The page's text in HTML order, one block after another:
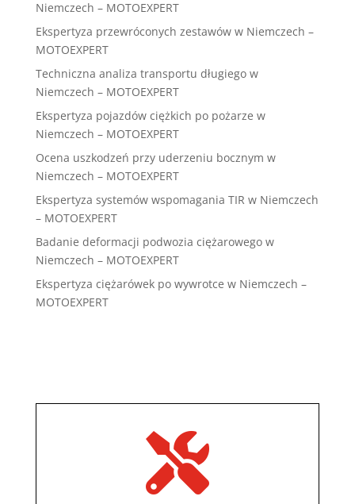
Niemczech – MOTOEXPERT
Ekspertyza przewróconych zestawów w Niemczech –
MOTOEXPERT
Techniczna analiza transportu długiego w
Niemczech – MOTOEXPERT
Ekspertyza pojazdów ciężkich po pożarze w
Niemczech – MOTOEXPERT
Ocena uszkodzeń przy uderzeniu bocznym w
Niemczech – MOTOEXPERT
Ekspertyza systemów wspomagania TIR w Niemczech
– MOTOEXPERT
Badanie deformacji podwozia ciężarowego w
Niemczech – MOTOEXPERT
Ekspertyza ciężarówek po wywrotce w Niemczech –
MOTOEXPERT
